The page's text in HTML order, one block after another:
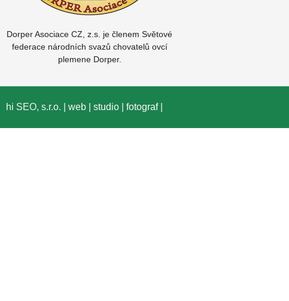
Dorper Asociace CZ, z.s. je členemSvětové
federace národních svazů chovatelů ovcí
plemene Dorper.
hi SEO, s.r.o. | web studio fotograf|